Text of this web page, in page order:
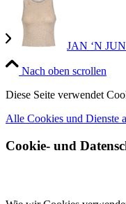
JAN ‘N
Nach oben scrollen
Diese Seite verwendet
Alle Cookies und Dienste
Cookie- und